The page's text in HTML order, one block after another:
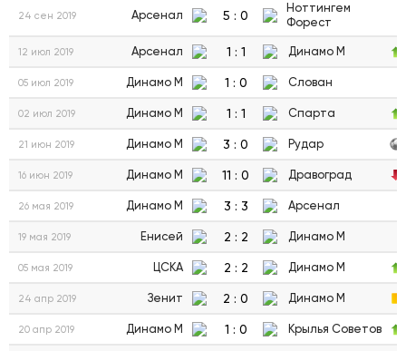
24 сен 2019 Арсенал 5 : 0
Ноттингем
Форест
12 июл 2019 Арсенал 1 : 1 Динамо М
05 июл 2019 Динамо М 1 : 0 Слован
02 июл 2019 Динамо М 1 : 1 Спарта
21 июн 2019 Динамо М 3 : 0 Рудар
16 июн 2019 Динамо М 11 : 0 Дравоград
26 мая 2019 Динамо М 3 : 3 Арсенал
19 мая 2019 Енисей 2 : 2 Динамо М
05 мая 2019 ЦСКА 2 : 2 Динамо М
24 апр 2019 Зенит 2 : 0 Динамо М
20 апр 2019 Динамо М 1 : 0 Крылья Советов